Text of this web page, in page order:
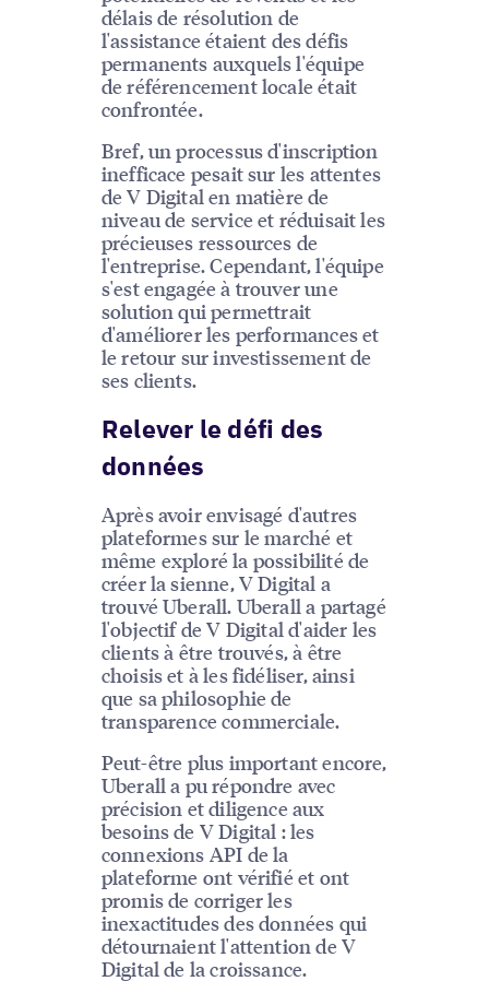
délais de résolution de
l'assistance étaient des défis
permanents auxquels l'équipe
de référencement locale était
confrontée.
Bref, un processus d'inscription
inefficace pesait sur les attentes
de V Digital en matière de
niveau de service et réduisait les
précieuses ressources de
l'entreprise. Cependant, l'équipe
s'est engagée à trouver une
solution qui permettrait
d'améliorer les performances et
le retour sur investissement de
ses clients.
Relever le défi des
données
Après avoir envisagé d'autres
plateformes sur le marché et
même exploré la possibilité de
créer la sienne, V Digital a
trouvé Uberall. Uberall a partagé
l'objectif de V Digital d'aider les
clients à être trouvés, à être
choisis et à les fidéliser, ainsi
que sa philosophie de
transparence commerciale.
Peut-être plus important encore,
Uberall a pu répondre avec
précision et diligence aux
besoins de V Digital : les
connexions API de la
plateforme ont vérifié et ont
promis de corriger les
inexactitudes des données qui
détournaient l'attention de V
Digital de la croissance.